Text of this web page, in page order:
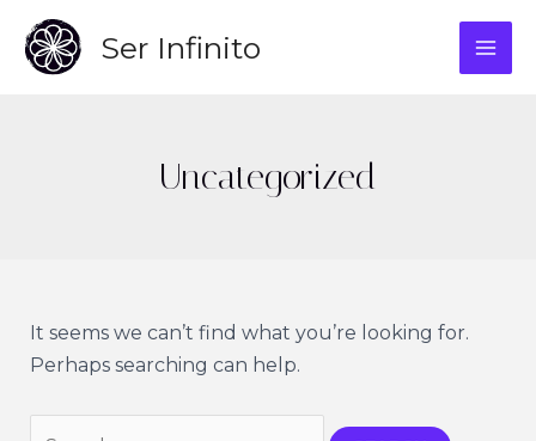
content
Ser Infinito
Uncategorized
It seems we can’t find what you’re looking for.
Perhaps searching can help.